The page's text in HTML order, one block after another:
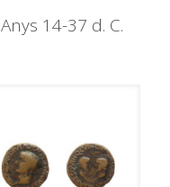
Anys 14-37 d. C.